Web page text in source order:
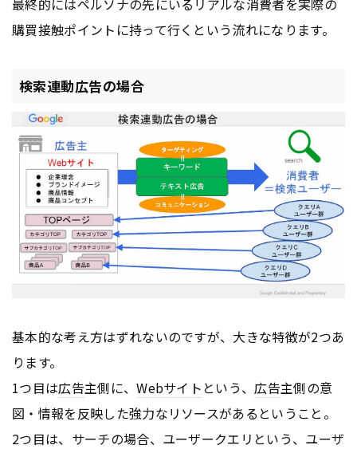
最終的にはペルソナの先にいるリアルな消費者を実際の
購買接触ポイントに持って行くという流れになります。
検索連動広告の場合
基本的な考え方はずれないのですが、大きな特徴が2つあ
ります。
1つ目は広告主側に、Webサイト という、広告主側の意
図・情報を反映した強力なリソースがあるということ。
2つ目は、サーチの場合、ユーザークエリという、ユーザ